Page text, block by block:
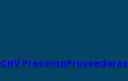
CHV PresentaProveedores